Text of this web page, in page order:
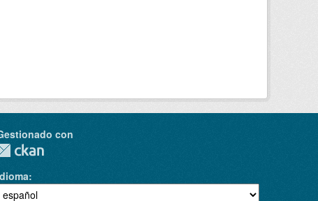
con